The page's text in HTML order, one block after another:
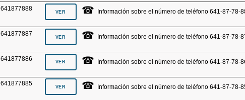
641877888 ☎ Información sobre el número de teléfono 641-87-78-
641877887 ☎ Información sobre el número de teléfono 641-87-78-
641877886 ☎ Información sobre el número de teléfono 641-87-78-
641877885 ☎ Información sobre el número de teléfono 641-87-78-